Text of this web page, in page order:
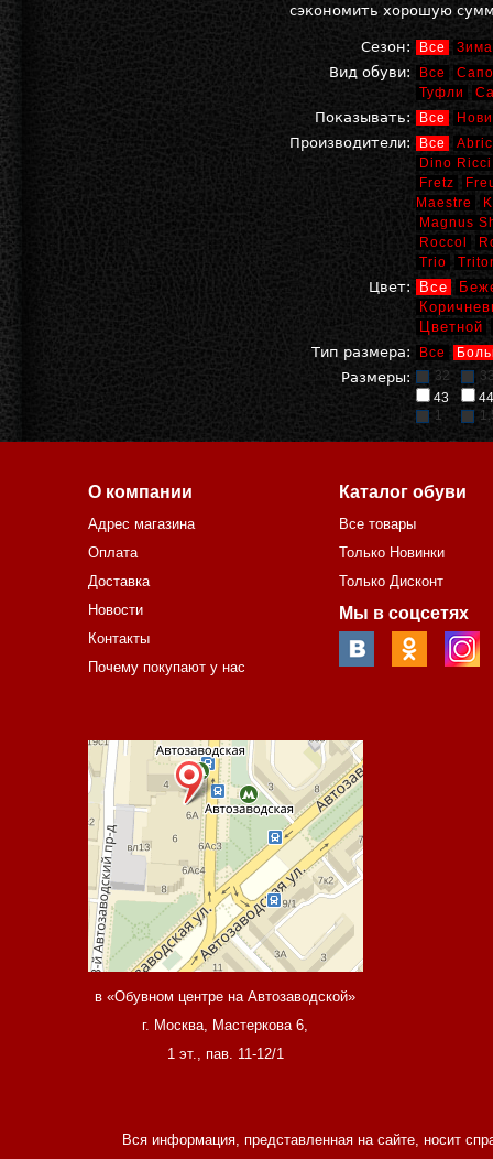
сэкономить хорошую
Сезон: Все Зима
Вид обуви: Все
Туфли
Показывать: Все
Производители: Все
Dino Ricci
Fretz
Maestre
Magnus
Roccol
Trio
Цвет: Все
Цветной
Тип размера:
Все
Размеры: 32
43
44
1
О компании
Адрес магазина
Оплата
Доставка
Новости
Контакты
Почему покупают у нас
Каталог обуви
Все товары
Только Новинки
Только Дисконт
Мы в соцсетях
в «Обувном центре на Автозаводской»
г. Москва, Мастеркова 6,
1 эт., пав. 11-12/1
Вся информация, представленная на сайте, носит